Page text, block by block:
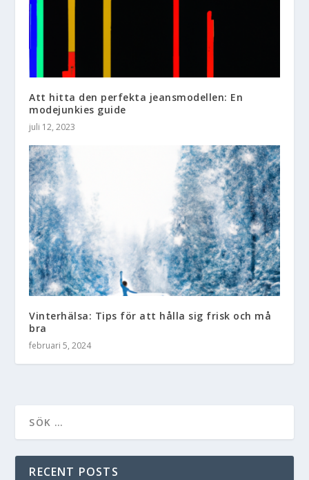
Att hitta den perfekta jeansmodellen: En
modejunkies guide
juli 12, 2023
Vinterhälsa: Tips för att hålla sig frisk och må
bra
februari 5, 2024
RECENT POSTS